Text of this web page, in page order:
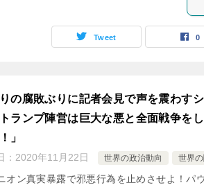
Tweet 0
の腐敗ぶりに記者会見で声を震わす
ランプ陣営は巨大な悪と全面戦争を
」
： 2020年11月22日 世界の政治動向 世界
オン真実暴露で邪悪行為を止めさせよ！パ